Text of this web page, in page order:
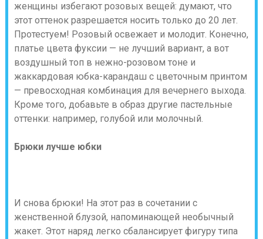
женщины избегают розовых вещей: думают, что
этот оттенок разрешается носить только до 20 лет.
Протестуем! Розовый освежает и молодит. Конечно,
платье цвета фуксии — не лучший вариант, а вот
воздушный топ в нежно-розовом тоне и
жаккардовая юбка-карандаш с цветочным принтом
— превосходная комбинация для вечернего выхода.
Кроме того, добавьте в образ другие пастельные
оттенки: например, голубой или молочный.
Брюки лучше юбки
И снова брюки! На этот раз в сочетании с
женственной блузой, напоминающей необычный
жакет. Этот наряд легко сбалансирует фигуру типа